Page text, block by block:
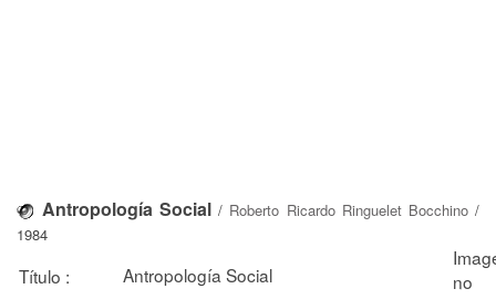
Antropología Social / Roberto Ricardo Ringuelet Bocchino/
1984
Título :
Antropología Social